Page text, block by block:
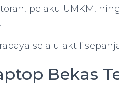
pelaku UMKM,
selalu aktif
Bekas